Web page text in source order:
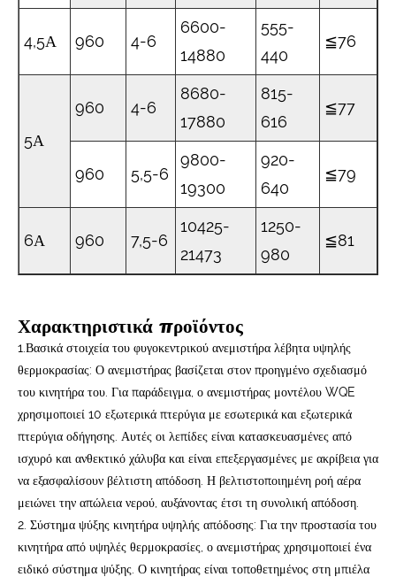
4,5Α 960 4-6
6600-
14880
555-
440
≦76
5Α
960 4-6
8680-
17880
815-
616
≦77
960 5,5-6
9800-
19300
920-
640
≦79
6Α 960 7,5-6
10425-
21473
1250-
980
≦81
Χαρακτηριστικά προϊόντος
1.Βασικά στοιχεία του φυγοκεντρικού ανεμιστήρα λέβητα υψηλής
θερμοκρασίας: Ο ανεμιστήρας βασίζεται στον προηγμένο σχεδιασμό
του κινητήρα του. Για παράδειγμα, ο ανεμιστήρας μοντέλου WQE
χρησιμοποιεί 10 εξωτερικά πτερύγια με εσωτερικά και εξωτερικά
πτερύγια οδήγησης. Αυτές οι λεπίδες είναι κατασκευασμένες από
ισχυρό και ανθεκτικό χάλυβα και είναι επεξεργασμένες με ακρίβεια για
να εξασφαλίσουν βέλτιστη απόδοση. Η βελτιστοποιημένη ροή αέρα
μειώνει την απώλεια νερού, αυξάνοντας έτσι τη συνολική απόδοση.
2. Σύστημα ψύξης κινητήρα υψηλής απόδοσης: Για την προστασία του
κινητήρα από υψηλές θερμοκρασίες, ο ανεμιστήρας χρησιμοποιεί ένα
ειδικό σύστημα ψύξης. Ο κινητήρας είναι τοποθετημένος στη μπιέλα